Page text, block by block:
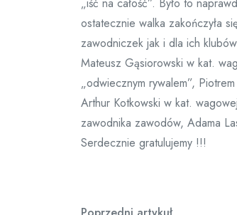
ostatecznie walka zakończyła
zawodniczek jak i dla ich
Mateusz Gąsiorowski w kat.
„odwiecznym rywalem”,
Arthur Kotkowski w kat.
zawodnika zawodów, Adama
Serdecznie gratulujemy !!!